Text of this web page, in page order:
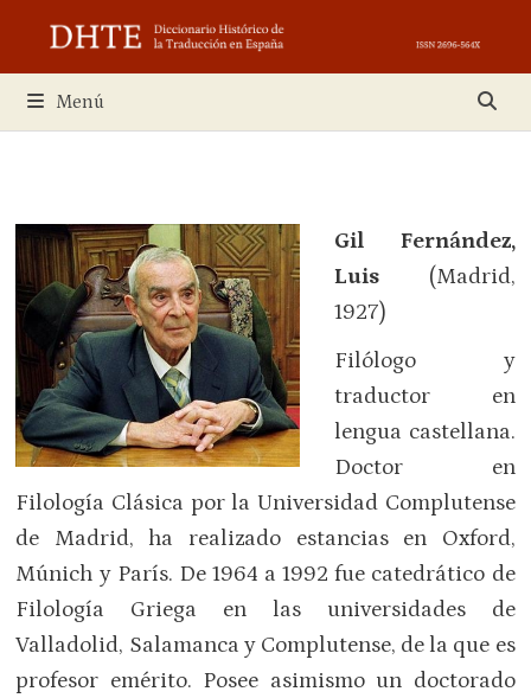
contenido
Menú
Gil Fernández,
Luis (Madrid,
1927)
Filólogo y
traductor en
lengua castellana.
Doctor en
Filología Clásica por la Universidad Complutense
de Madrid, ha realizado estancias en Oxford,
Múnich y París. De 1964 a 1992 fue catedrático de
Filología Griega en las universidades de
Valladolid, Salamanca y Complutense, de la que es
profesor emérito. Posee asimismo un doctorado